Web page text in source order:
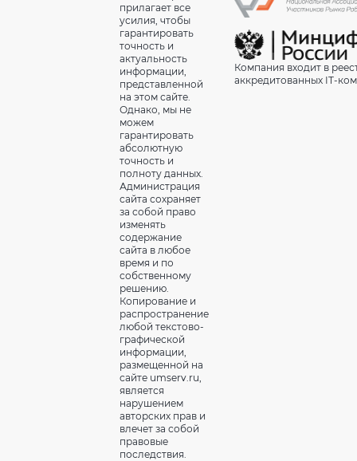
прилагает все
усилия, чтобы
гарантировать
точность и
актуальность
информации,
представленной
на этом сайте.
Однако, мы не
можем
гарантировать
абсолютную
точность и
полноту данных.
Администрация
сайта сохраняет
за собой право
изменять
содержание
сайта в любое
время и по
собственному
решению.
Копирование и
распространение
любой текстово-
графической
информации,
размещенной на
сайте umserv.ru,
является
нарушением
авторских прав и
влечет за собой
правовые
последствия.
Компания входит в
аккредитованных IT-